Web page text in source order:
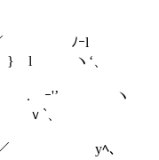
／ ﾉｰl
l ヽ‘、
ｰ'’ ヽ
`、
yﾍ、